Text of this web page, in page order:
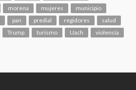
morena mujeres
municipio
pan predial regidores
salud
Trump turismo Uach violencia